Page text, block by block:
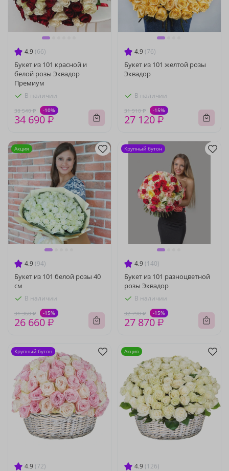
4.9 (66)
Букет из 101 красной и
белой розы Эквадор
Премиум
В наличии
38 540 ₽ -10%
34 690 ₽
4.9 (76)
Букет из 101 желтой розы
Эквадор
В наличии
31 910 ₽ -15%
27 120 ₽
4.9 (94)
Букет из 101 белой розы 40
см
В наличии
31 360 ₽ -15%
26 660 ₽
Акция
4.9 (140)
Букет из 101 разноцветной
розы Эквадор
В наличии
32 790 ₽ -15%
27 870 ₽
Крупный бутон
4.9 (72)
Крупный бутон
4.9 (126)
Акция